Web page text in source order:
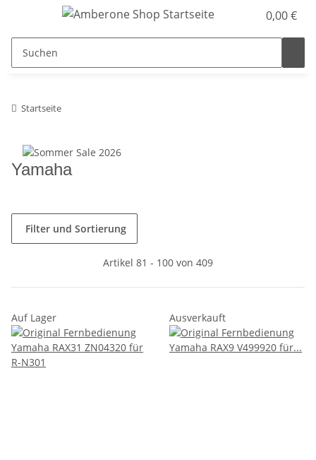
0,00 €
Startseite
Yamaha
Filter und Sortierung
Artikel 81 - 100 von 409
Auf Lager Ausverkauft